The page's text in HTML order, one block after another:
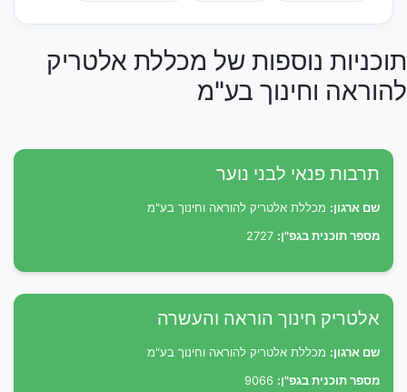
תוכניות נוספות של מכללת אלטריק
להוראה וחינוך בע"מ
תרבות פנאי לבני נוער
שם ארגון: מכללת אלטריק להוראה וחינוך בע"מ
מספר תוכנית בגפ"ן:
אלטריק חינוך הוראה והעשרה
שם ארגון: מכללת אלטריק להוראה וחינוך בע"מ
מספר תוכנית בגפ"ן: